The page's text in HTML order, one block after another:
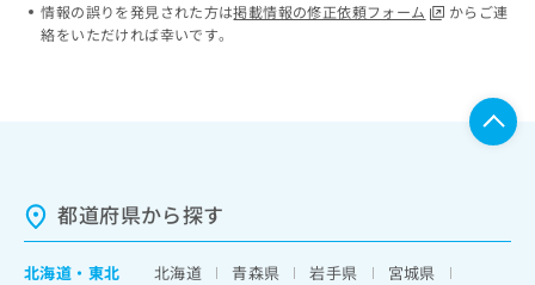
情報の誤りを発見された方は掲載情報の修正依頼フォーム
からご連
絡をいただければ幸いです。
都道府県から探す
北海道 ・ 東北 北海道 青森県 岩手県
宮城県